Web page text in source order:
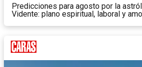
Predicciones para agosto por la
Vidente: plano espiritual, laboral y